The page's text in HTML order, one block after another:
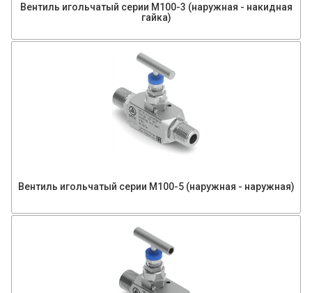
Вентиль игольчатый серии М100-3 (наружная - накидная
гайка)
Вентиль игольчатый серии М100-5 (наружная - наружная)